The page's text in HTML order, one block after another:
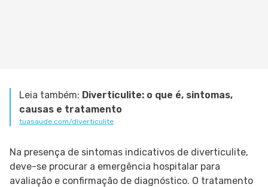
Leia também: Diverticulite: o que é, sintomas,
causas e tratamento
tuasaude.com/diverticulite
Na presença de sintomas indicativos de diverticulite,
deve-se procurar a emergência hospitalar para
avaliação e confirmação de diagnóstico. O tratamento